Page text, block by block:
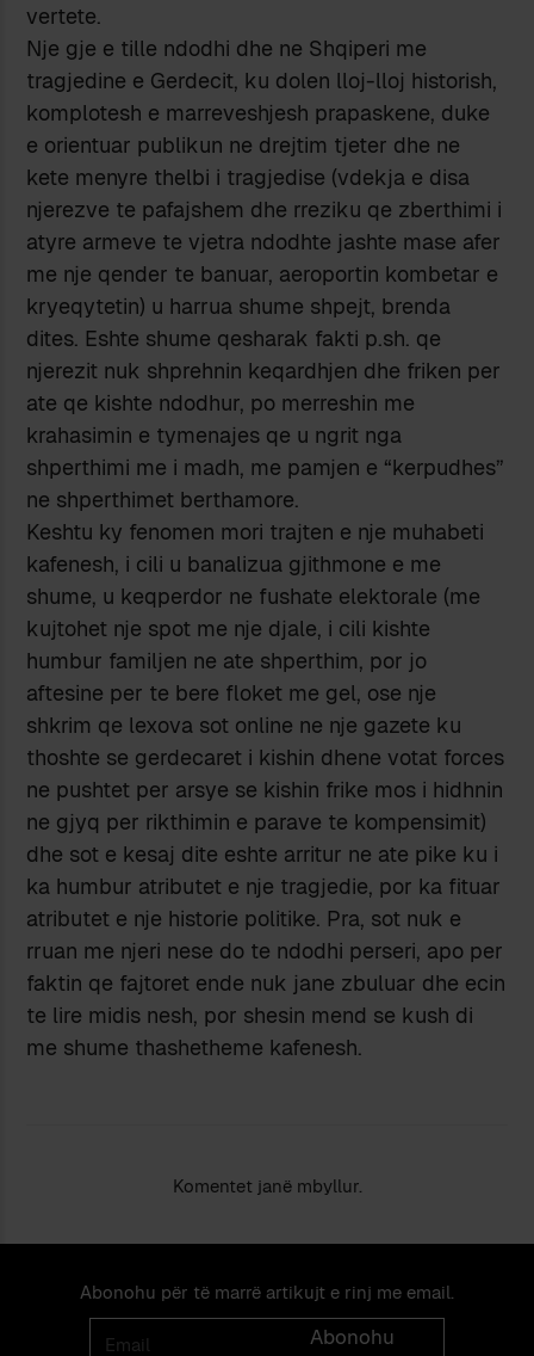
vertete.
Nje gje e tille ndodhi dhe ne Shqiperi me
tragjedine e Gerdecit, ku dolen lloj-lloj historish,
komplotesh e marreveshjesh prapaskene, duke
e orientuar publikun ne drejtim tjeter dhe ne
kete menyre thelbi i tragjedise (vdekja e disa
njerezve te pafajshem dhe rreziku qe zberthimi i
atyre armeve te vjetra ndodhte jashte mase afer
me nje qender te banuar, aeroportin kombetar e
kryeqytetin) u harrua shume shpejt, brenda
dites. Eshte shume qesharak fakti p.sh. qe
njerezit nuk shprehnin keqardhjen dhe friken per
ate qe kishte ndodhur, po merreshin me
krahasimin e tymenajes qe u ngrit nga
shperthimi me i madh, me pamjen e “kerpudhes”
ne shperthimet berthamore.
Keshtu ky fenomen mori trajten e nje muhabeti
kafenesh, i cili u banalizua gjithmone e me
shume, u keqperdor ne fushate elektorale (me
kujtohet nje spot me nje djale, i cili kishte
humbur familjen ne ate shperthim, por jo
aftesine per te bere floket me gel, ose nje
shkrim qe lexova sot online ne nje gazete ku
thoshte se gerdecaret i kishin dhene votat forces
ne pushtet per arsye se kishin frike mos i hidhnin
ne gjyq per rikthimin e parave te kompensimit)
dhe sot e kesaj dite eshte arritur ne ate pike ku i
ka humbur atributet e nje tragjedie, por ka fituar
atributet e nje historie politike. Pra, sot nuk e
rruan me njeri nese do te ndodhi perseri, apo per
faktin qe fajtoret ende nuk jane zbuluar dhe ecin
te lire midis nesh, por shesin mend se kush di
me shume thashetheme kafenesh.
Komentet janë mbyllur.
Abonohu për të marrë artikujt e rinj me email.
Email
Abonohu